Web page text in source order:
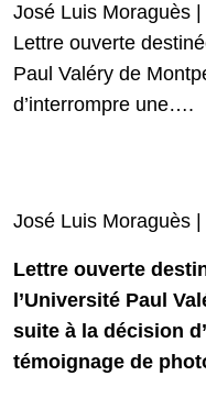
José Luis Moraguès |
Lettre ouverte
Paul Valéry de
d’interrompre une….
José Luis Moraguès |
Lettre ouverte
l’Université Paul
suite à la décision
témoignage de